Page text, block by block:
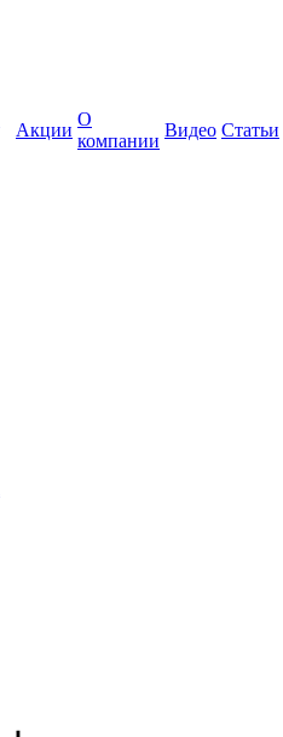
Акции
О
компании
Видео Статьи